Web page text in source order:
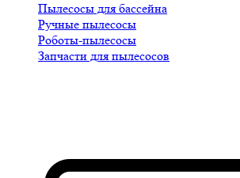
Пылесосы для бассейна
Ручные пылесосы
Роботы-пылесосы
Запчасти для пылесосов